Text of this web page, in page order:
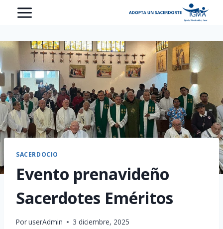
Saltar
SACERDOCIO
Evento prenavideño
Sacerdotes Eméritos
PoruserAdmin 3 diciembre, 2025